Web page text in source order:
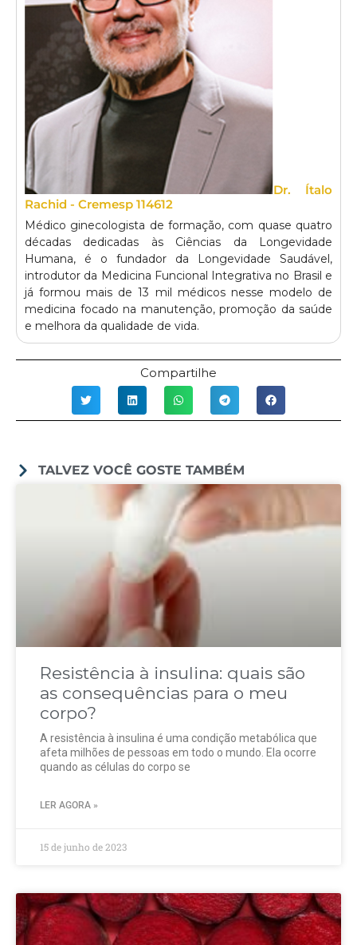
Dr. Ítalo
Rachid - Cremesp 114612
Médico ginecologista de formação, com quase quatro
décadas dedicadas às Ciências da Longevidade
Humana, é o fundador da Longevidade Saudável,
introdutor da Medicina Funcional Integrativa no Brasil e
já formou mais de 13 mil médicos nesse modelo de
medicina focado na manutenção, promoção da saúde
e melhora da qualidade de vida.
Compartilhe
TALVEZ VOCÊ GOSTE TAMBÉM
Resistência à insulina: quais são
as consequências para o meu
corpo?
A resistência à insulina é uma condição metabólica que
afeta milhões de pessoas em todo o mundo. Ela ocorre
quando as células do corpo se
LER AGORA »
15 de junho de 2023